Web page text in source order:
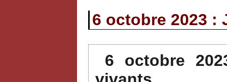
6 octobre 2023 :
6 octobre